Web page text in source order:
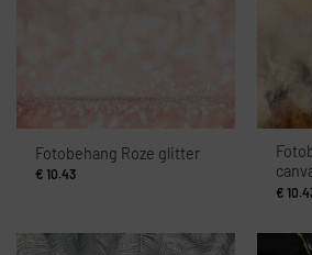
Fotobehang Roze glitter
€ 10.43
€